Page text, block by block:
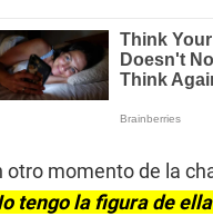
otro momento de la
tengo la figura de